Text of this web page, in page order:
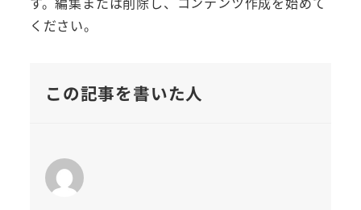
ください。
この記事を書いた人